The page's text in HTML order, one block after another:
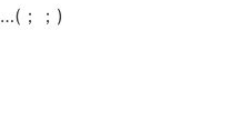
；；)